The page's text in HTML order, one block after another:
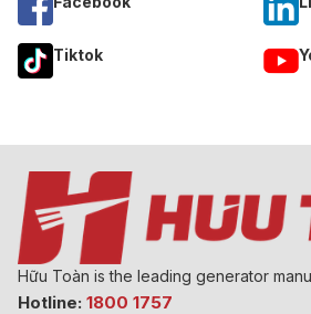
Tiktok
Hữu Toàn is the leading generator
Hotline: 1800 1757